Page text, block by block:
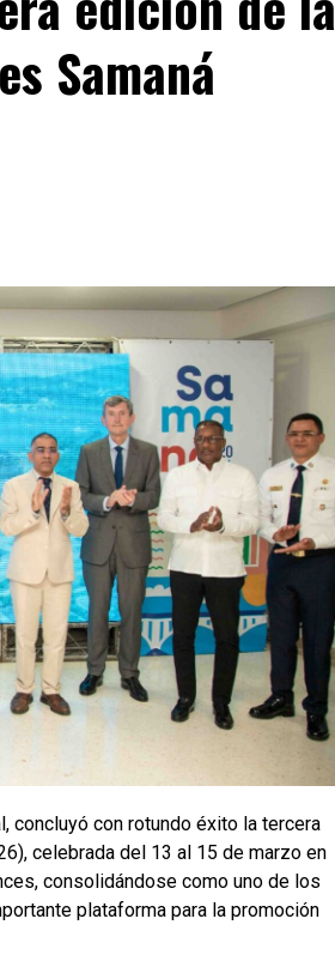
Samaná
concluyó con rotundo éxito la tercera
celebrada del 13 al 15 de marzo en
consolidándose como uno de los
plataforma para la promoción